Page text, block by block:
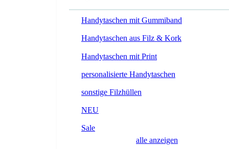
Handytaschen mit Gummiband
Handytaschen aus Filz & Kork
Handytaschen mit Print
personalisierte Handytaschen
sonstige Filzhüllen
NEU
Sale
alle anzeigen